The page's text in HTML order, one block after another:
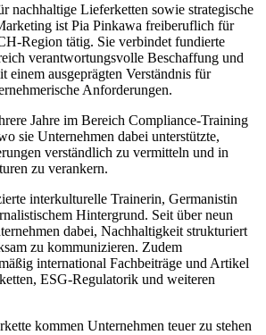
nachhaltige Lieferketten sowie strategische
ist Pia Pinkawa freiberuflich für
Region tätig. Sie verbindet fundierte
verantwortungsvolle Beschaffung und
einem ausgeprägten Verständnis für
Anforderungen.
Jahre im Bereich Compliance-Training
sie Unternehmen dabei unterstützte,
verständlich zu vermitteln und in
zu verankern.
interkulturelle Trainerin, Germanistin
Hintergrund. Seit über neun
dabei, Nachhaltigkeit strukturiert
zu kommunizieren. Zudem
international Fachbeiträge und Artikel
ESG-Regulatorik und weiteren
kommen Unternehmen teuer zu stehen